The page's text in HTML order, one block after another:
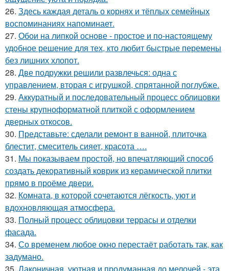
26. Здесь каждая деталь о корнях и тёплых семейных
воспоминаниях напоминает.
27. Обои на липкой основе - простое и по-настоящему
удобное решение для тех, кто любит быстрые перемены
без лишних хлопот.
28. Две подружки решили развлечься: одна с
управлением, вторая с игрушкой, спрятанной поглубже.
29. Аккуратный и последовательный процесс облицовки
стены крупноформатной плиткой с оформлением
дверных откосов.
30. Представьте: сделали ремонт в ванной, плиточка
блестит, смеситель сияет, красота ….
31. Мы показываем простой, но впечатляющий способ
создать декоративный коврик из керамической плитки
прямо в проёме двери.
32. Комната, в которой сочетаются лёгкость, уют и
вдохновляющая атмосфера.
33. Полный процесс облицовки террасы и отделки
фасада.
34. Со временем любое окно перестаёт работать так, как
задумано.